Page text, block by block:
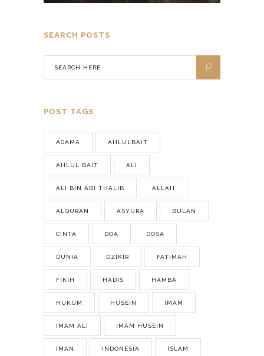
SEARCH POSTS
POST TAGS
AGAMA AHLULBAIT
AHLUL BAIT ALI
ALI BIN ABI THALIB ALLAH
ALQURAN ASYURA BULAN
CINTA DOA DOSA
DUNIA DZIKIR FATIMAH
FIKIH HADIS HAMBA
HUKUM HUSEIN IMAM
IMAM ALI IMAM HUSEIN
IMAN INDONESIA ISLAM